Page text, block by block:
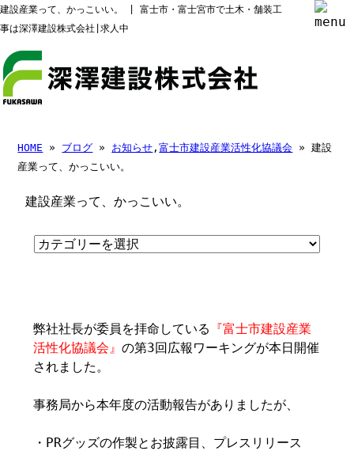
建設産業って、かっこいい。 | 富士市・富士宮市で土木・舗装工
事は深澤建設株式会社|求人中
HOME » ブログ » お知らせ ,富士市建設産業活性化協議会 » 建設
産業って、かっこいい。
建設産業って、かっこいい。
弊社社長が委員を拝命している 『富士市建設産業
活性化協議会』の第3回広報ワーキングが本日開催
されました。
事務局から本年度の活動報告がありましたが、
・PRグッズの作製とお披露目、プレスリリース